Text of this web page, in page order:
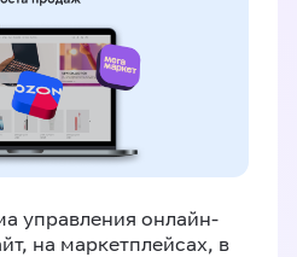
управления онлайн-
на маркетплейсах, в